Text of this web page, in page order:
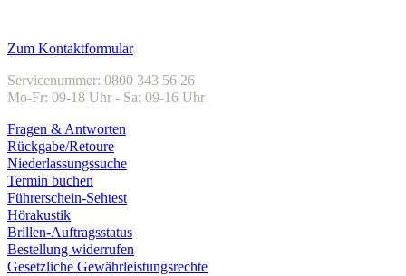
Zum Kontaktformular
Servicenummer: 0800 343 56 26
Mo-Fr: 09-18 Uhr - Sa: 09-16 Uhr
Fragen & Antworten
Rückgabe/Retoure
Niederlassungssuche
Termin buchen
Führerschein-Sehtest
Hörakustik
Brillen-Auftragsstatus
Bestellung widerrufen
Gesetzliche Gewährleistungsrechte